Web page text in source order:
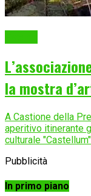
la mostra
A Castione della
aperitivo itinerante
culturale "Castellum"
Pubblicità
In primo piano